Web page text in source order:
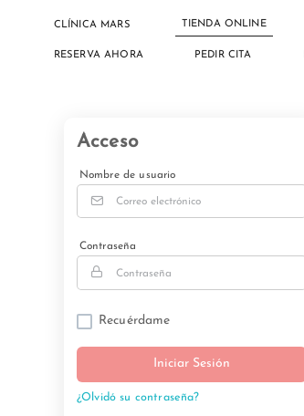
CLÍNICA MARS TIENDA ONLINE
RESERVA AHORA PEDIR CITA
Acceso
Nombre de usuario
Contraseña
Recuérdame
Iniciar Sesión
¿Olvidó su contraseña?